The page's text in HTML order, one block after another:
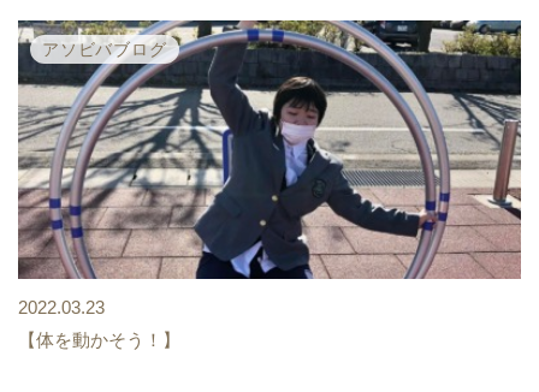
アソビバブログ
2022.03.23
【体を動かそう！】